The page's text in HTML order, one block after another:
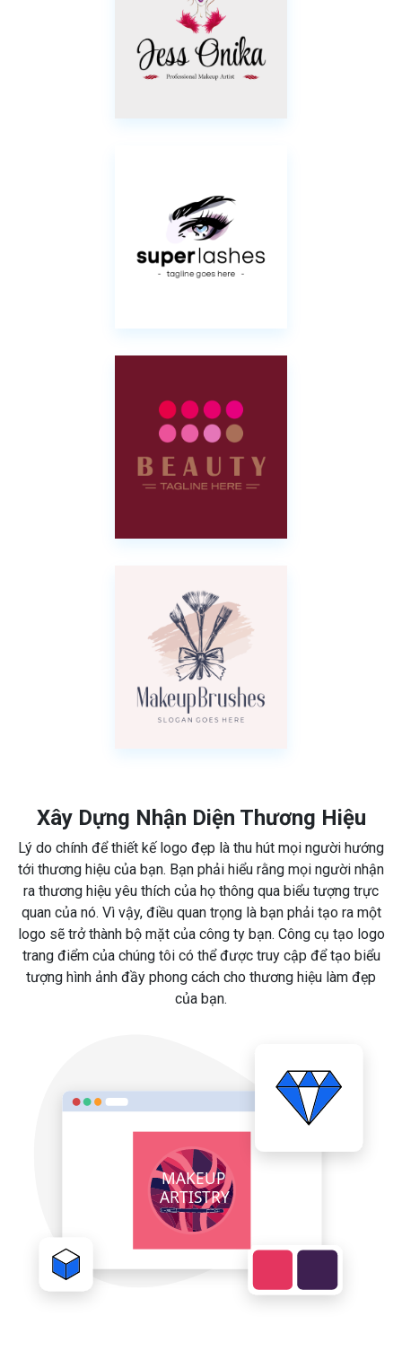
Xây Dựng Nhận Diện Thương Hiệu
Lý do chính để thiết kế logo đẹp là thu hút mọi người hướng
tới thương hiệu của bạn. Bạn phải hiểu rằng mọi người nhận
ra thương hiệu yêu thích của họ thông qua biểu tượng trực
quan của nó. Vì vậy, điều quan trọng là bạn phải tạo ra một
logo sẽ trở thành bộ mặt của công ty bạn. Công cụ tạo logo
trang điểm của chúng tôi có thể được truy cập để tạo biểu
tượng hình ảnh đầy phong cách cho thương hiệu làm đẹp
của bạn.